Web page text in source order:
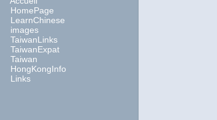
HomePage
LearnChinese
images
TaiwanLinks
TaiwanExpat
Taiwan
HongKongInfo
Links